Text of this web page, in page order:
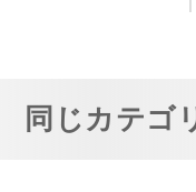
同じカテゴ